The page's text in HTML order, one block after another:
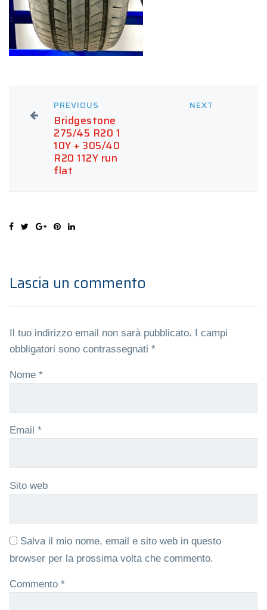
PREVIOUS
Bridgestone
275/45 R20 1
10Y + 305/40
R20 112Y run
flat
NEXT
Lascia un commento
Il tuo indirizzo email non sarà pubblicato.
I campi
obbligatori sono contrassegnati *
Nome *
Email *
Sito web
Salva il mio nome, email e sito web in questo
browser per la prossima volta che commento.
Commento *